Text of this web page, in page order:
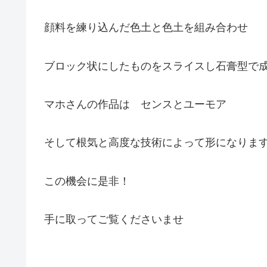
顔料を練り込んだ色土と色土を組み合わせ
ブロック状にしたものをスライスし石膏型で
マホさんの作品は センスとユーモア
そして根気と高度な技術によって形になりま
この機会に是非！
手に取ってご覧くださいませ